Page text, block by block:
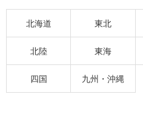
北海道 東北
北陸 東海
四国 九州・沖縄